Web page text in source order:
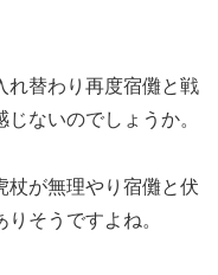
れ替わり再度宿儺と戦
ないのでしょうか。
杖が無理やり宿儺と伏
そうですよね。